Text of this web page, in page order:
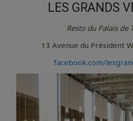
LES GRANDS
Resto du Palais de
13 Avenue du Président
facebook.com/